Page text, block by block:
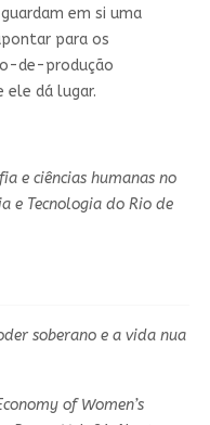
em si uma
para os
de-produção
ele dá lugar.
e ciências humanas no
e Tecnologia do Rio de
soberano e a vida nua
of Women’s